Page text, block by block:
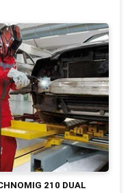
210 DUAL